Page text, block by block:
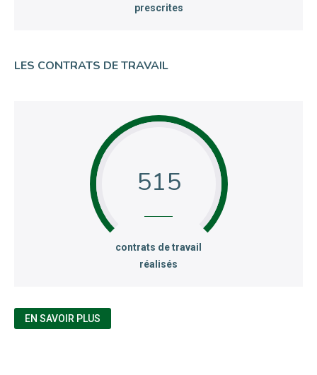
prescrites
LES CONTRATS DE TRAVAIL
515
:contrats de travail
réalisés
EN SAVOIR PLUS